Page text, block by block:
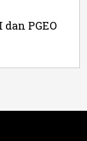
PGEO